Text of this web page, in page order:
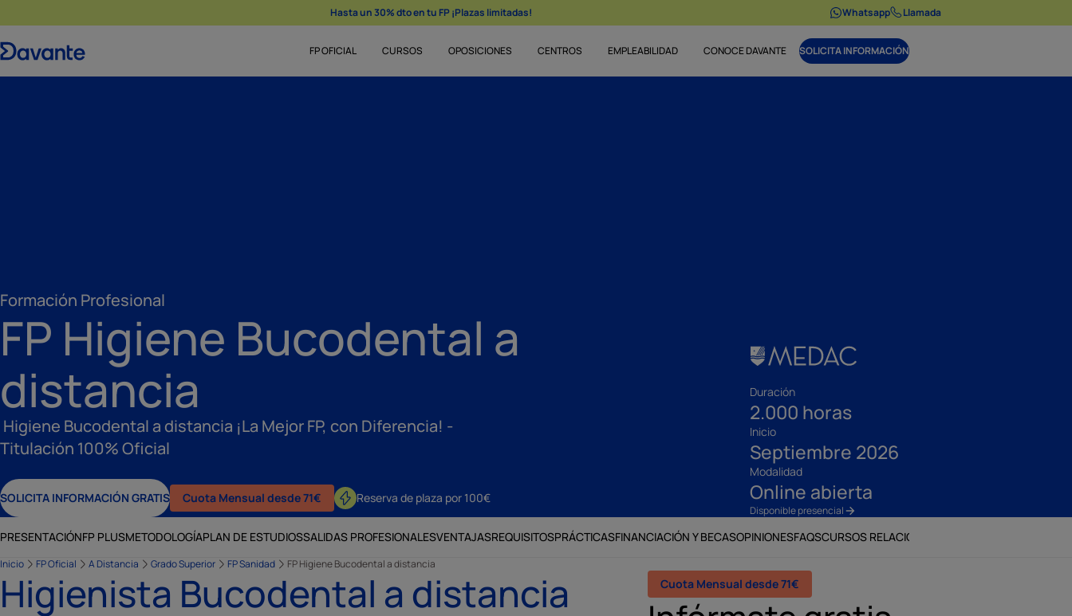
Hasta un 30% dto en tu FP ¡Plazas limitadas! Whatsapp Llamada
FP OFICIAL CURSOS OPOSICIONES CENTROS EMPLEABILIDAD CONOCE DAVANTE SOLICITA INFORMACIÓN
Formación Profesional
FP Higiene Bucodental a
distancia
Higiene Bucodental a distancia ¡La Mejor FP, con Diferencia! -
Titulación 100% Oficial
SOLICITA INFORMACIÓN GRATIS Cuota Mensual desde 71€ Reserva de plaza por 100€
Duración
2.000 horas
Inicio
Septiembre 2026
Modalidad
Online abierta
Disponible presencial
PRESENTACIÓNFP PLUSMETODOLOGÍAPLAN DE ESTUDIOSSALIDAS PROFESIONALESVENTAJASREQUISITOSPRÁCTICASFINANCIACIÓN Y BECASOPINIONESFAQSCURSOS RELACIONADOS
Inicio FP Oficial A Distancia Grado Superior FP Sanidad FP Higiene Bucodental a distancia
Higienista Bucodental a distancia Cuota Mensual desde 71€